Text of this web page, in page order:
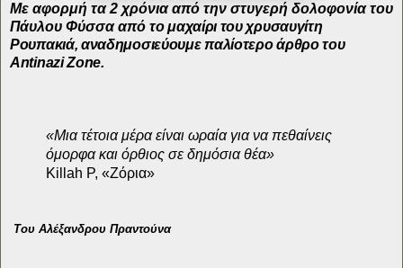
Με αφορμή τα 2 χρόνια από την στυγερή δολοφονία του
Πάυλου Φύσσα από το μαχαίρι του χρυσαυγίτη
Ρουπακιά, αναδημοσιεύουμε παλίοτερο άρθρο του
Antinazi Zone.
«Μια τέτοια μέρα είναι ωραία για να πεθαίνεις
όμορφα και όρθιος σε δημόσια θέα»
Killah P, «Ζόρια»
Του Αλέξανδρου Πραντούνα